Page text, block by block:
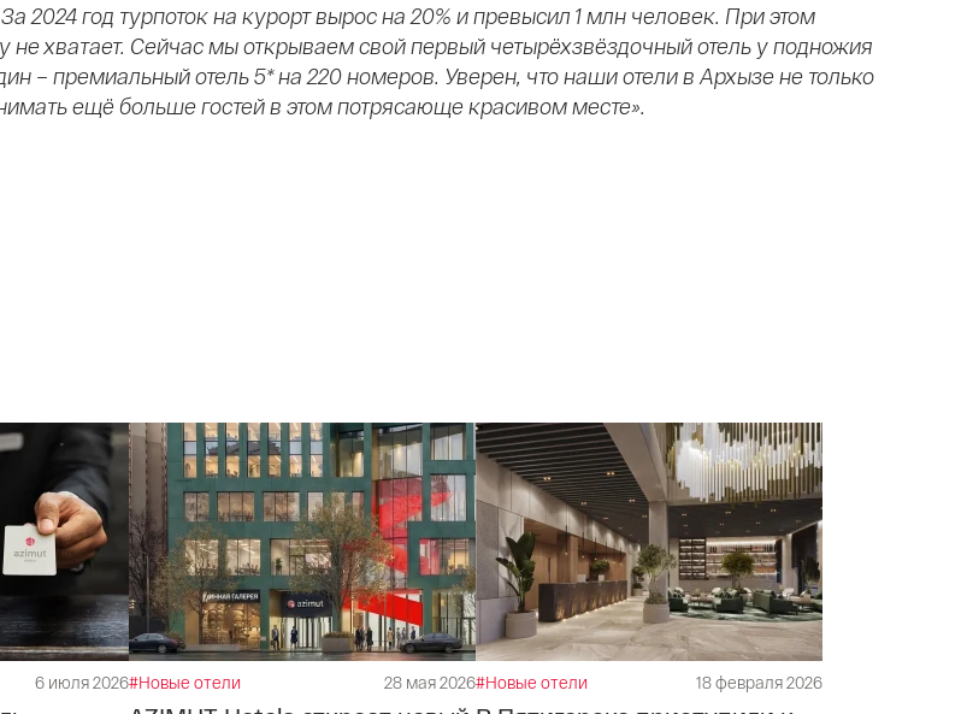
2024 год турпоток на курорт вырос на 20% и превысил 1 млн человек. При этом
хватает. Сейчас мы открываем свой первый четырёхзвёздочный отель у подножия
– премиальный отель 5* на 220 номеров. Уверен, что наши отели в Архызе не только
ещё больше гостей в этом потрясающе красивом месте».
6 июля 2026#Новые отели 28 мая 2026#Новые отели 18 февраля 2026